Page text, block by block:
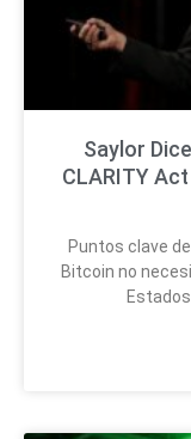
Saylor
CLARITY
Puntos clave
Bitcoin no